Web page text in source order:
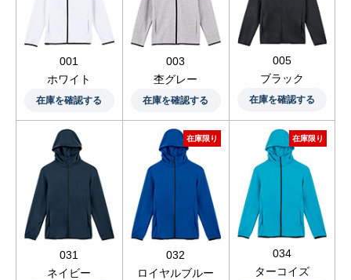
001
ホワイト
在庫を確認する
003
杢グレー
在庫を確認する
005
ブラック
在庫を確認する
031
ネイビー
在庫限り
032
ロイヤルブルー
在庫限り
034
ターコイズ